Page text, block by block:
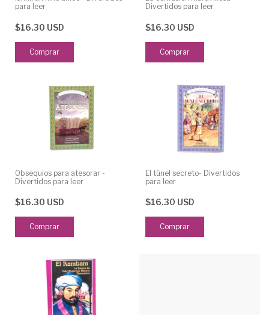
para leer
$16.30 USD
Divertidos para leer
$16.30 USD
Obsequios para atesorar -
Divertidos para leer
$16.30 USD
El túnel secreto- Divertidos
para leer
$16.30 USD